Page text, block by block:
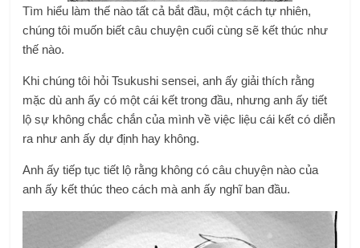
Tìm hiểu làm thế nào tất cả bắt đầu, một cách tự nhiên,
chúng tôi muốn biết câu chuyện cuối cùng sẽ kết thúc như
thế nào.
Khi chúng tôi hỏi Tsukushi sensei, anh ấy giải thích rằng
mặc dù anh ấy có một cái kết trong đầu, nhưng anh ấy tiết
lộ sự không chắc chắn của mình về việc liệu cái kết có diễn
ra như anh ấy dự định hay không.
Anh ấy tiếp tục tiết lộ rằng không có câu chuyện nào của
anh ấy kết thúc theo cách mà anh ấy nghĩ ban đầu.